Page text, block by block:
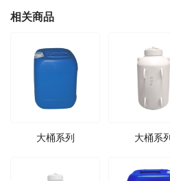
相关商品
大桶系列 大桶系列